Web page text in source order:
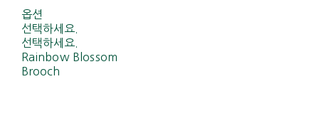
옵션
선택하세요.
선택하세요.
Rainbow Blossom
Brooch